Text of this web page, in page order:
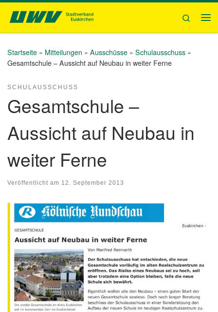
Zum Inhalt springen
Search
Startseite » Mitteilungen » Ausschüsse » Schulausschuss »
Gesamtschule – Aussicht auf Neubau in weiter Ferne
SCHULAUSSCHUSS
Gesamtschule –
Aussicht auf Neubau in
weiter Ferne
Veröffentlicht am 12. September 2013